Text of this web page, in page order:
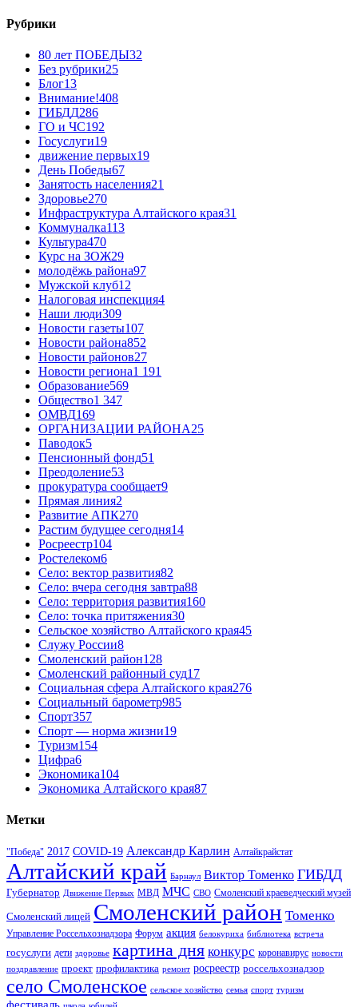
Рубрики
80 лет ПОБЕДЫ32
Без рубрики25
Блог13
Внимание!408
ГИБДД286
ГО и ЧС192
Госуслуги19
движение первых19
День Победы67
Занятость населения21
Здоровье270
Инфраструктура Алтайского края31
Коммуналка113
Культура470
Курс на ЗОЖ29
молодёжь района97
Мужской клуб12
Налоговая инспекция4
Наши люди309
Новости газеты107
Новости района852
Новости районов27
Новости региона1 191
Образование569
Общество1 347
ОМВД169
ОРГАНИЗАЦИИ РАЙОНА25
Паводок5
Пенсионный фонд51
Преодоление53
прокуратура сообщает9
Прямая линия2
Развитие АПК270
Растим будущее сегодня14
Росреестр104
Ростелеком6
Село: вектор развития82
Село: вчера сегодня завтра88
Село: территория развития160
Село: точка притяжения30
Сельское хозяйство Алтайского края45
Служу России8
Смоленский район128
Смоленский районный суд17
Социальная сфера Алтайского края276
Социальный барометр985
Спорт357
Спорт — норма жизни19
Туризм154
Цифра6
Экономика104
Экономика Алтайского края87
Метки
"Победа" 2017 COVID-19 Александр Карлин Алтайкрайстат
Алтайский край Барнаул Виктор Томенко ГИБДД
Губернатор Движение Первых МВД МЧС СВО Смоленский краеведческий музей
Смоленский лицей Смоленский район Томенко
Управление Россельхознадзора Форум акция белокуриха библиотека встреча
госуслуги дети здоровье картина дня конкурс коронавирус новости
поздравление проект профилактика ремонт росреестр россельхознадзор
село Смоленское сельское хозяйство семья спорт туризм